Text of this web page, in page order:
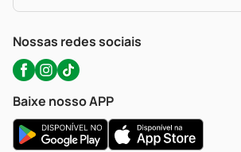
WhatsApp (47) 9202-1687
Nossas redes sociais
Baixe nosso APP